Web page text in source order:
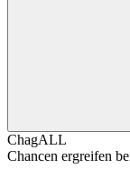
ChagALL
Chancen ergreifen